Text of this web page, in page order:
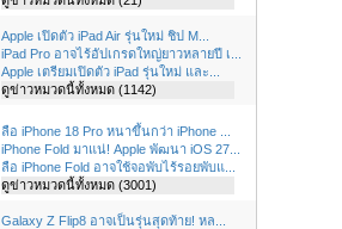
Apple เปิดตัว iPad Air รุ่นใหม่ ชิป M...
iPad Pro อาจไร้อัปเกรดใหญ่ยาวหลายปี เ...
Apple เตรียมเปิดตัว iPad รุ่นใหม่ และ...
ดูข่าวหมวดนี้ทั้งหมด (1142)
ลือ iPhone 18 Pro หนาขึ้นกว่า iPhone ...
iPhone Fold มาแน่! Apple พัฒนา iOS 27...
ลือ iPhone Fold อาจใช้จอพับไร้รอยพับแ...
ดูข่าวหมวดนี้ทั้งหมด (3001)
Galaxy Z Flip8 อาจเป็นรุ่นสุดท้าย! หล...